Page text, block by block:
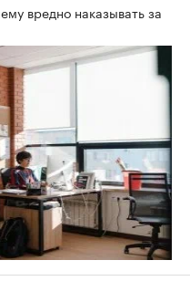
вредно наказывать за